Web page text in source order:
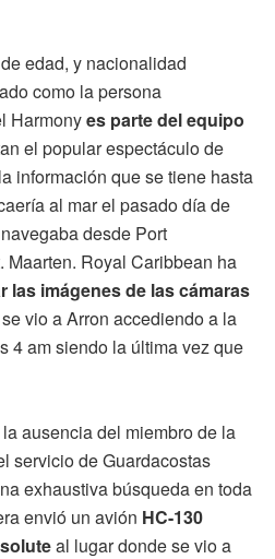
edad, y nacionalidad
como la persona
Harmonyes parte del equipo
el popular espectáculo de
información que se tiene hasta
al mar el pasado día de
desde Port
Maarten. Royal Caribbean ha
las imágenes de las cámaras
vio a Arron accediendo a la
4 am siendo la última vez que
ausencia del miembro de la
servicio de Guardacostas
exhaustiva búsqueda en toda
envió un avión HC-130
al lugar donde se vio a